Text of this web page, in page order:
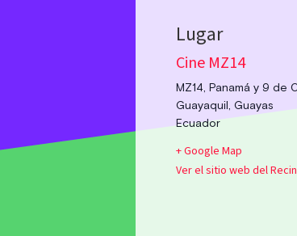
Cine MZ14
MZ14, Panamá y 9 de
Guayaquil, Guayas
Ecuador
+ Google Map
Ver el sitio web del